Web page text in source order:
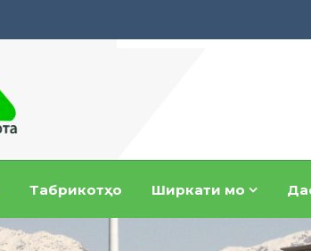
Табрикотҳо Ширкати мо